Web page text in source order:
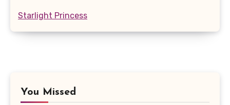
Starlight Princess
You Missed